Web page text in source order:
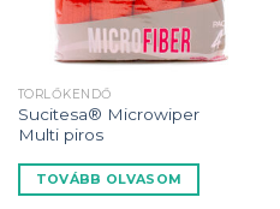
TÖRLŐKENDŐ
Sucitesa® Microwiper
Multi piros
TOVÁBB OLVASOM